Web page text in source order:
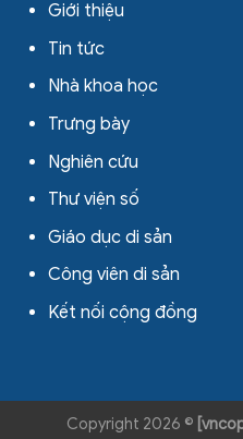
Giới thiệu
Tin tức
Nhà khoa học
Trưng bày
Nghiên cứu
Thư viện số
Giáo dục di sản
Công viên di sản
Kết nối cộng đồng
Copyright 2026 ©